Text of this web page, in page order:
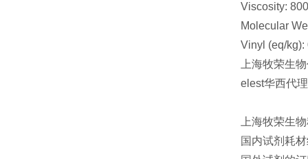
Viscosity:
Molecular
Vinyl (eq/kg):
上海牧荣生
elest华西代
上海牧荣生
国内试剂耗